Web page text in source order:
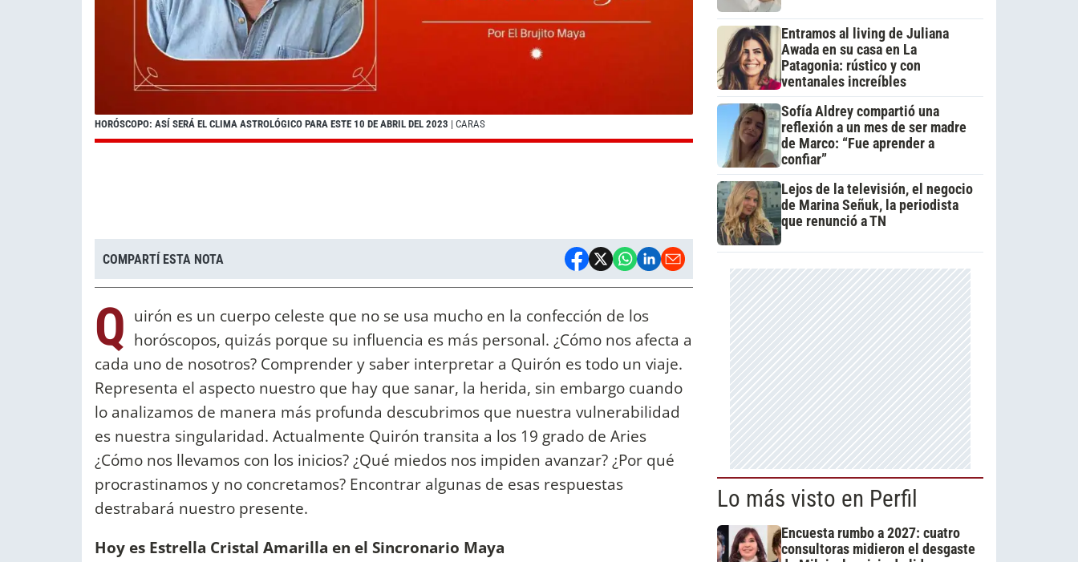
HORÓSCOPO: ASÍ SERÁ EL CLIMA ASTROLÓGICO PARA ESTE 10 DE ABRIL DEL 2023 | CARAS
COMPARTÍ ESTA NOTA
Q uirón es un cuerpo celeste que no se usa mucho en la confección de los
horóscopos, quizás porque su influencia es más personal. ¿Cómo nos afecta a
cada uno de nosotros? Comprender y saber interpretar a Quirón es todo un viaje.
Representa el aspecto nuestro que hay que sanar, la herida, sin embargo cuando
lo analizamos de manera más profunda descubrimos que nuestra vulnerabilidad
es nuestra singularidad. Actualmente Quirón transita a los 19 grado de Aries
¿Cómo nos llevamos con los inicios? ¿Qué miedos nos impiden avanzar? ¿Por qué
procrastinamos y no concretamos? Encontrar algunas de esas respuestas
destrabará nuestro presente.
Hoy es Estrella Cristal Amarilla en el Sincronario Maya
Entramos al living de Juliana
Awada en su casa en La
Patagonia: rústico y con
ventanales increíbles
Sofía Aldrey compartió una
reflexión a un mes de ser madre
de Marco: “Fue aprender a
confiar”
Lejos de la televisión, el negocio
de Marina Señuk, la periodista
que renunció a TN
Lo más visto en Perfil
Encuesta rumbo a 2027: cuatro
consultoras midieron el desgaste